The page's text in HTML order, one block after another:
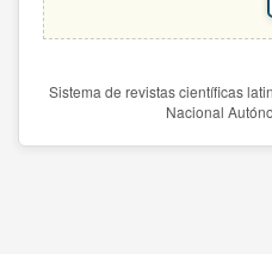
Sistema de revistas científicas
Nacional